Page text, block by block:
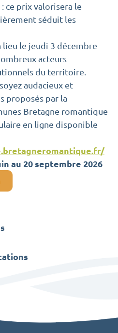
ce prix valorisera le
séduit les
lieu le jeudi 3 décembre
acteurs
du territoire.
audacieux et
proposés par la
Bretagne romantique
en ligne disponible
au 20 septembre 2026